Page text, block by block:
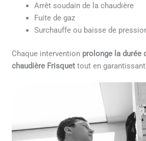
Arrêt soudain de la chaudière
Fuite de gaz
Surchauffe ou baisse de
Chaque intervention prolonge la durée
chaudière Frisquet tout en